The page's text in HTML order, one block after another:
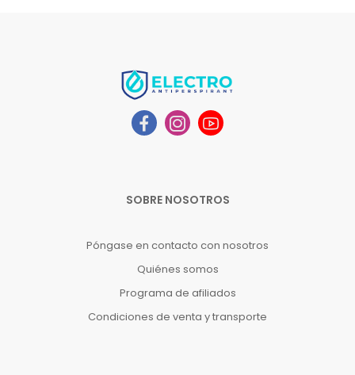
SOBRE NOSOTROS
Póngase en contacto con nosotros
Quiénes somos
Programa de afiliados
Condiciones de venta y transporte